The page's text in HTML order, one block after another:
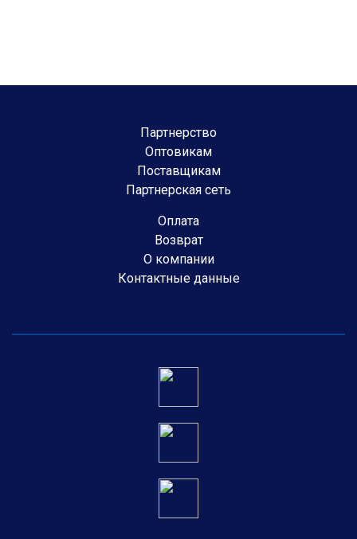
Партнерство
Оптовикам
Поставщикам
Партнерская сеть
Оплата
Возврат
О компании
Контактные данные